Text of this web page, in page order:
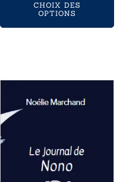
prix :
CHOIX DES
OPTIONS
produit
a
variations.